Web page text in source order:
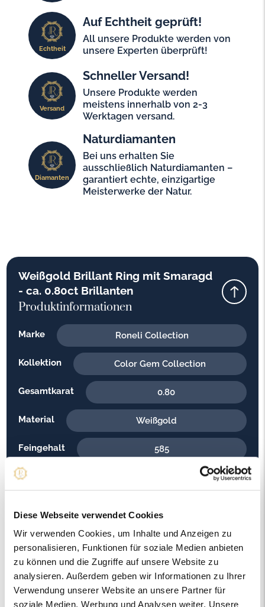
Diese Webseite verwendet Cookies
Wir verwenden Cookies, um Inhalte und Anzeigen zu
personalisieren, Funktionen für soziale Medien anbieten
zu können und die Zugriffe auf unsere Website zu
analysieren. Außerdem geben wir Informationen zu Ihrer
Verwendung unserer Website an unsere Partner für
soziale Medien, Werbung und Analysen weiter. Unsere
Echtheit
Auf Echtheit geprüft!
All unsere Produkte werden von
unsere Experten überprüft!
Versand
Schneller Versand!
Unsere Produkte werden
meistens innerhalb von 2-3
Werktagen versand.
Diamanten
Naturdiamanten
Bei uns erhalten Sie
ausschließlich Naturdiamanten –
garantiert echte, einzigartige
Meisterwerke der Natur.
Weißgold Brillant Ring mit Smaragd
- ca. 0.80ct Brillanten
Produktinformationen
Marke Roneli Collection
Kollektion Color Gem Collection
Gesamtkarat 0.80
Material Weißgold
Feingehalt 585
Gewicht
Steinqualität SI1
Edelsteinfarbe Diamant
Ringweite in mm 53